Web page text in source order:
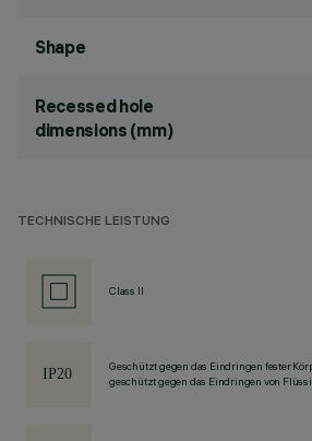
Shape
Recessed hole
dimensions (mm)
TECHNISCHE LEISTUNG
Class II
Geschützt gegen das Eindringen fester
geschützt gegen das Eindringen von